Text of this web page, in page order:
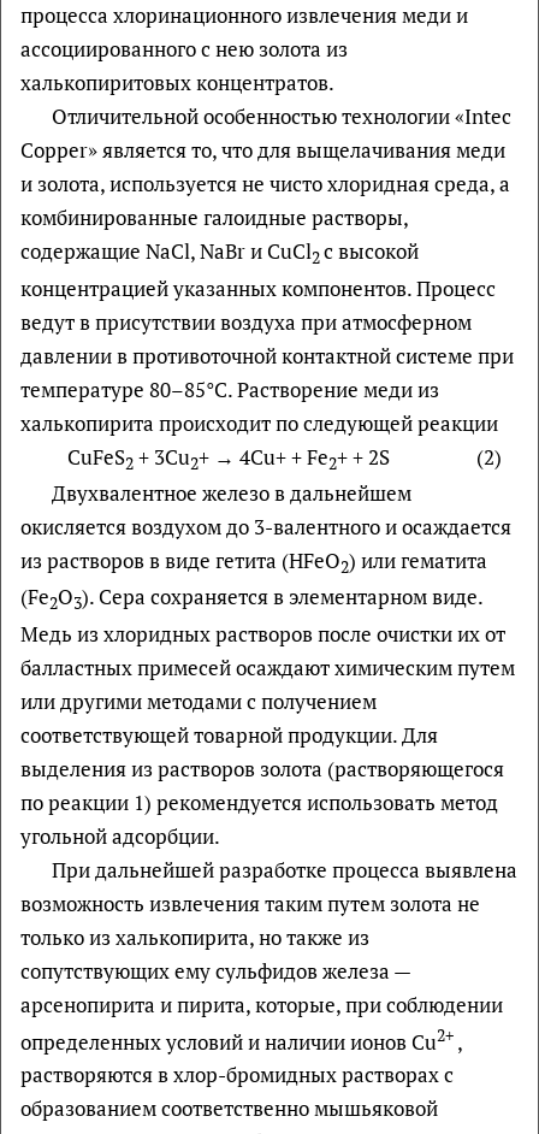
процесса хлоринационного извлечения меди и
ассоциированного с нею золота из
халькопиритовых концентратов.
Отличительной особенностью технологии «Intec
Copper» является то, что для выщелачивания меди
и золота, используется не чисто хлоридная среда, а
комбинированные галоидные растворы,
содержащие NaCl, NaBr и CuCl2с высокой
концентрацией указанных компонентов. Процесс
ведут в присутствии воздуха при атмосферном
давлении в противоточной контактной системе при
температуре 80–85°С. Растворение меди из
халькопирита происходит по следующей реакции
CuFeS2 + 3Cu2+ → 4Cu+ + Fe2+ + 2S (2)
Двухвалентное железо в дальнейшем
окисляется воздухом до 3-валентного и осаждается
из растворов в виде гетита (HFeO2) или гематита
(Fe2O3). Сера сохраняется в элементарном виде.
Медь из хлоридных растворов после очистки их от
балластных примесей осаждают химическим путем
или другими методами с получением
соответствующей товарной продукции. Для
выделения из растворов золота (растворяющегося
по реакции 1) рекомендуется использовать метод
угольной адсорбции.
При дальнейшей разработке процесса выявлена
возможность извлечения таким путем золота не
только из халькопирита, но также из
сопутствующих ему сульфидов железа —
арсенопирита и пирита, которые, при соблюдении
определенных условий и наличии ионов Сu2+ ,
растворяются в хлор-бромидных растворах с
образованием соответственно мышьяковой